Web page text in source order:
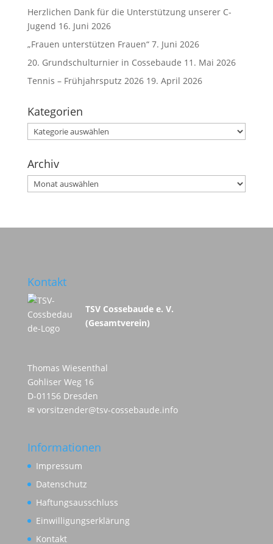
Herzlichen Dank für die Unterstützung unserer C-
Jugend 16. Juni 2026
„Frauen unterstützen Frauen“ 7. Juni 2026
20. Grundschulturnier in Cossebaude 11. Mai 2026
Tennis – Frühjahrsputz 2026 19. April 2026
Kategorien
Kategorien
Archiv
Archiv
Kontakt
TSV Cossebaude e. V.
(Gesamtverein)
Thomas Wiesenthal
Gohliser Weg 16
D-01156 Dresden
✉ vorsitzender@tsv-cossebaude.info
Informationen
Impressum
Datenschutz
Haftungsausschluss
Einwilligungserklärung
Kontakt